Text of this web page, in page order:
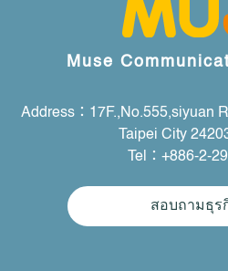
Muse
Address：17F.,No.555,siyuan
Taipei City
Tel：+886-2-
สอบถามธุร